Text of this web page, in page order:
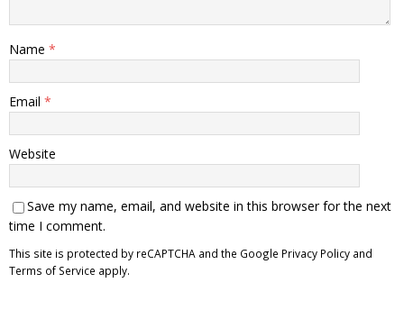
Name *
Email *
Website
Save my name, email, and website in this browser for the next
time I comment.
This site is protected by reCAPTCHA and the Google Privacy Policy and
Terms of Service apply.